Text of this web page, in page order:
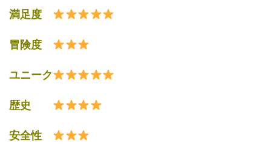
満足度
冒険度
ユニーク
歴史
安全性